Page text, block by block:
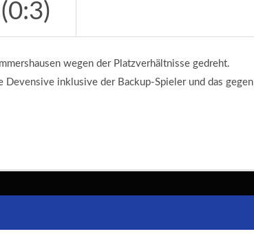
wegen der Platzverhältnisse gedreht.
inklusive der Backup-Spieler und das gegen